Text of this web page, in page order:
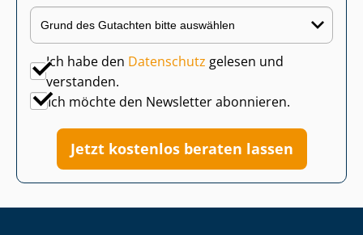
Ich habe den Datenschutz gelesen und
verstanden.
Ich möchte den Newsletter abonnieren.
Jetzt kostenlos beraten lassen